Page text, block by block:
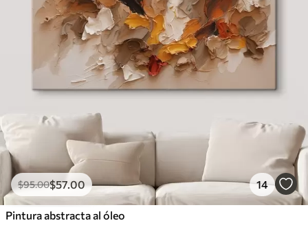
$95.00$57.00 14
Pintura abstracta al óleo